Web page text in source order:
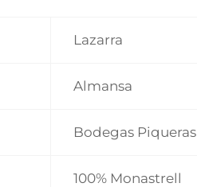
Lazarra
Almansa
Bodegas Piqueras
100% Monastrell